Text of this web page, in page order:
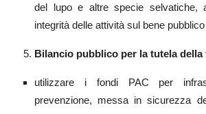
del lupo e altre specie selvatiche,
integrità delle attività sul bene pubblico
Bilancio pubblico per la tutela della
utilizzare i fondi PAC per
prevenzione, messa in sicurezza